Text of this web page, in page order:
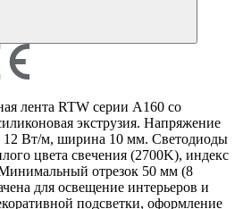
лента RTW серии A160 со
экструзия. Напряжение
12 Вт/м, ширина 10 мм. Светодиоды
цвета свечения (2700K), индекс
отрезок 50 мм (8
для освещение интерьеров и
подсветки, оформление